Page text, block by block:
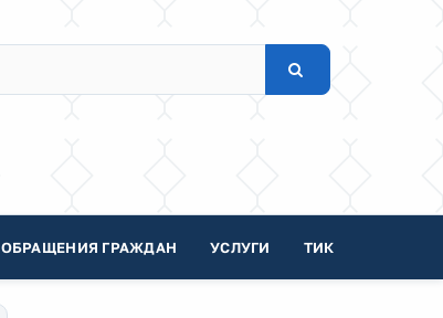
ОБРАЩЕНИЯ ГРАЖДАН УСЛУГИ ТИК